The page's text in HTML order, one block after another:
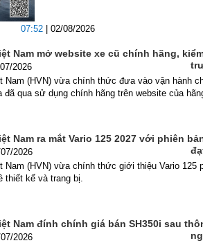
07:52 | 02/08/2026
Nam mở website xe cũ chính hãng,
2026
Nam (HVN) vừa chính thức đưa vào vận hành
đã qua sử dụng chính hãng trên website của
Nam ra mắt Vario 125 2027 với phiên
07/2026
Nam (HVN) vừa chính thức giới thiệu Vario 125
thiết kế và trang bị.
Nam đính chính giá bán SH350i sau
07/2026